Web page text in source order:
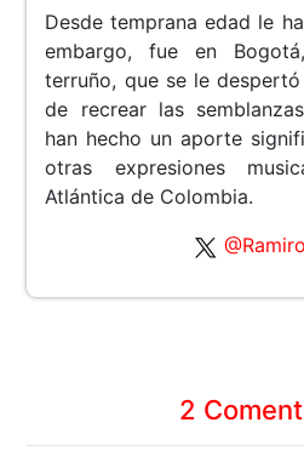
Desde temprana edad le
embargo, fue en
terruño, que se le
de recrear las
han hecho un aporte
otras expresiones
Atlántica de Colombia.
2